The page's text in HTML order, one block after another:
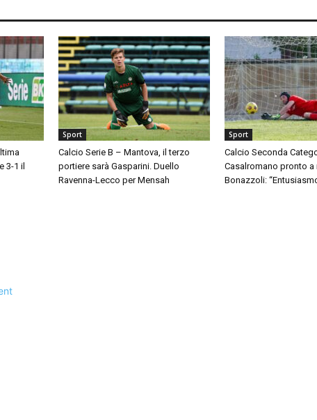
3-1 il
Sport
Calcio Serie B – Mantova, il terzo
portiere sarà Gasparini. Duello
Ravenna-Lecco per Mensah
Sport
Calcio Seconda
Casalromano pronto a
Bonazzoli: